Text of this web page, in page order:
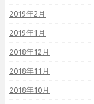
2019年2月
2019年1月
2018年12月
2018年11月
2018年10月